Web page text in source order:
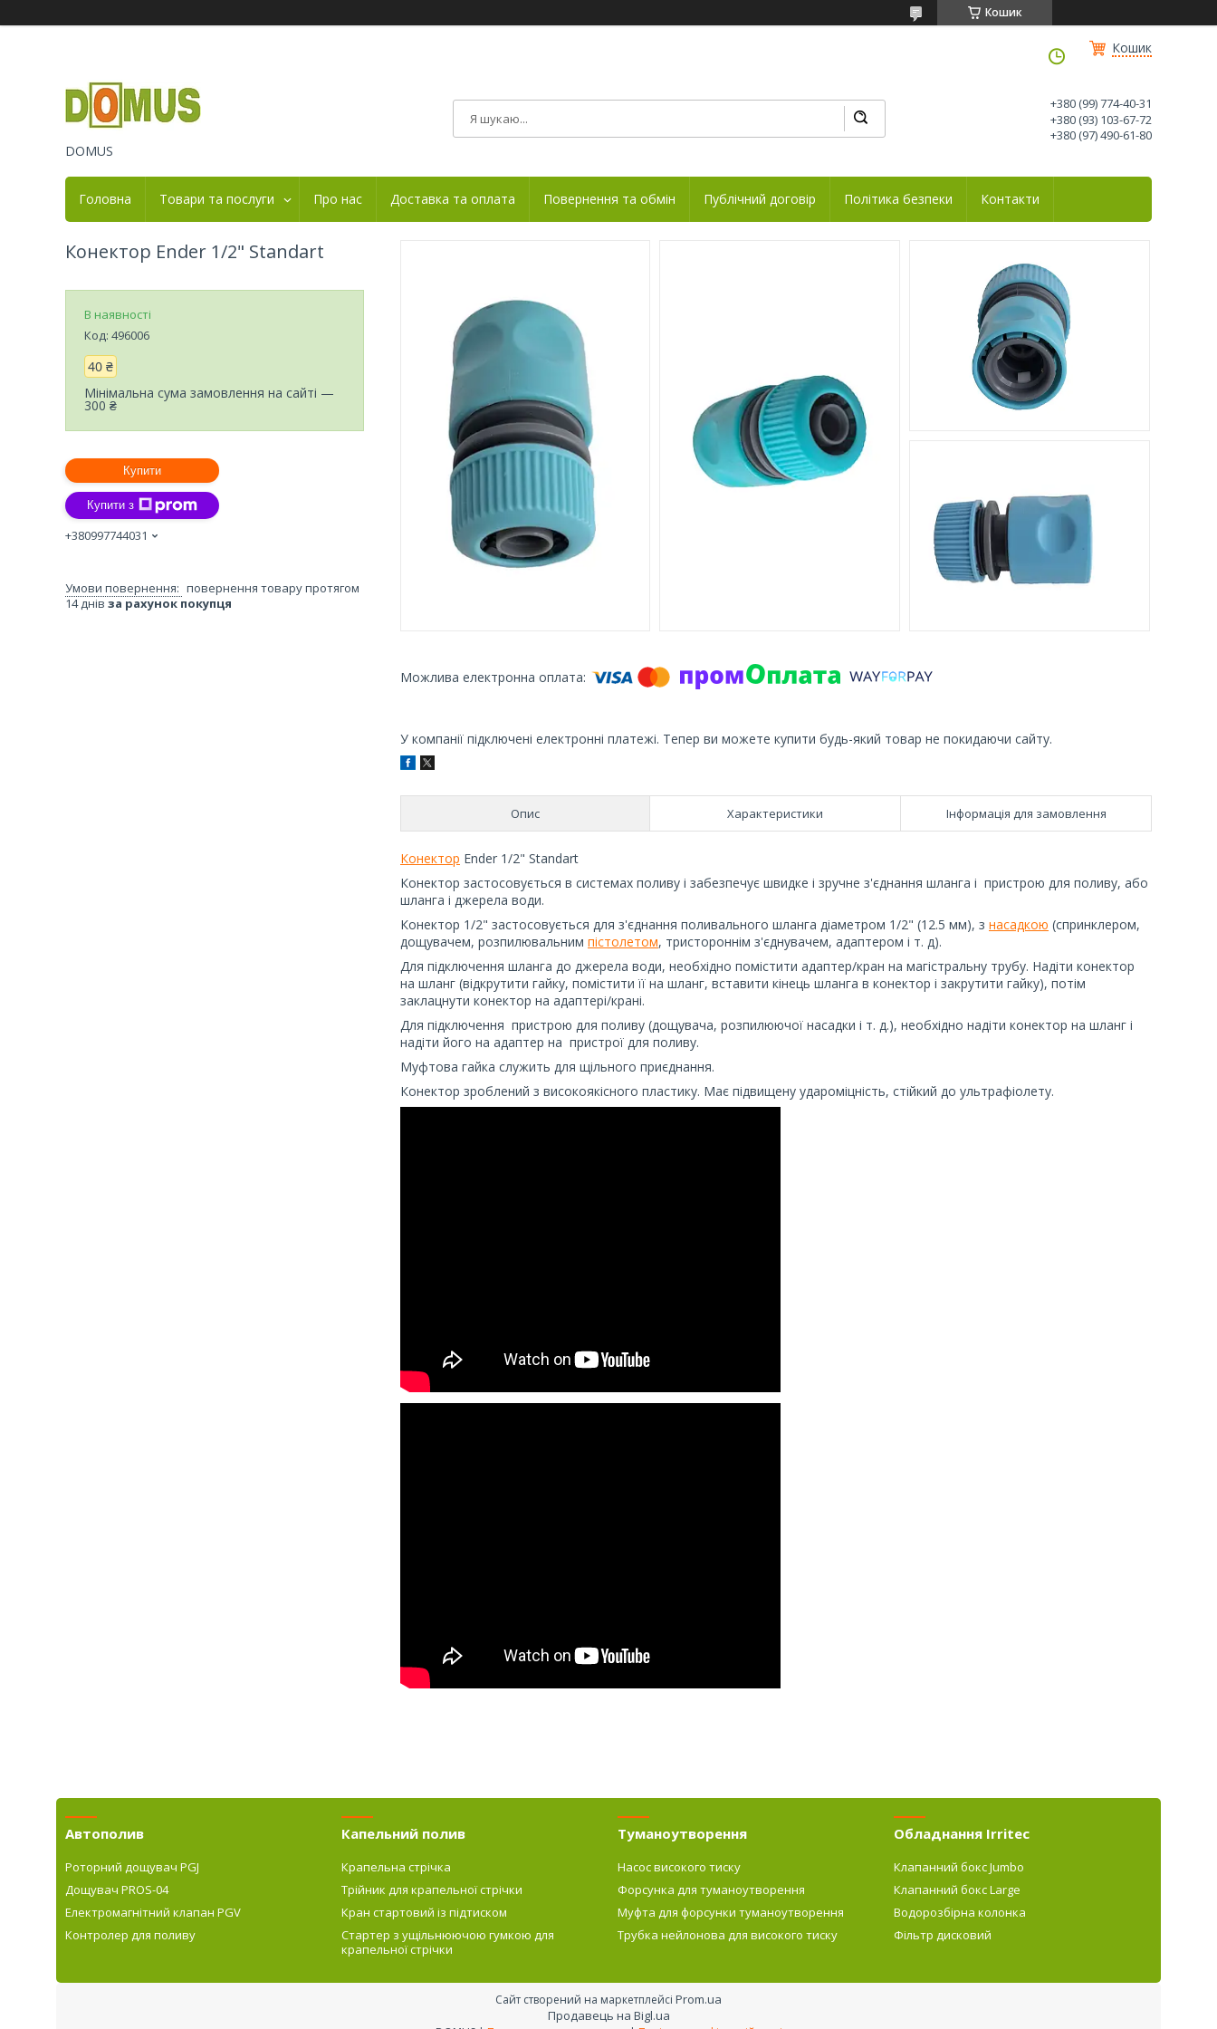
Кошик
Кошик
DOMUS
+380 (99) 774-40-31
+380 (93) 103-67-72
+380 (97) 490-61-80
Головна Товари та послуги Про нас Доставка та оплата Повернення та обмін Публічний договір Політика безпеки Контакти
У компанії підключені електронні платежі. Тепер ви можете купити будь-який товар не покидаючи сайту.
Опис Характеристики Інформація для замовлення
Конектор Ender 1/2" Standart
Конектор застосовується в системах поливу і забезпечує швидке і зручне з'єднання шланга і пристрою для поливу, або
шланга і джерела води.
Конектор 1/2" застосовується для з'єднання поливального шланга діаметром 1/2" (12.5 мм), з насадкою (спринклером,
дощувачем, розпилювальним пістолетом, тристороннім з'єднувачем, адаптером і т. д).
Для підключення шланга до джерела води, необхідно помістити адаптер/кран на магістральну трубу. Надіти конектор
на шланг (відкрутити гайку, помістити її на шланг, вставити кінець шланга в конектор і закрутити гайку), потім
заклацнути конектор на адаптері/крані.
Для підключення пристрою для поливу (дощувача, розпилюючої насадки і т. д.), необхідно надіти конектор на шланг і
надіти його на адаптер на пристрої для поливу.
Муфтова гайка служить для щільного приєднання.
Конектор зроблений з високоякісного пластику. Має підвищену удароміцність, стійкий до ультрафіолету.
Конектор Ender 1/2" Standart
В наявності
Код: 496006
40 ₴
Мінімальна сума замовлення на сайті —
300 ₴
Купити
Купити з
+380997744031
повернення товару протягом
14 днів за рахунок покупця
Автополив
Роторний дощувач PGJ
Дощувач PROS-04
Електромагнітний клапан PGV
Контролер для поливу
Капельний полив
Крапельна стрічка
Трійник для крапельної стрічки
Кран стартовий із підтиском
Стартер з ущільнюючою гумкою для
крапельної стрічки
Туманоутворення
Насос високого тиску
Форсунка для туманоутворення
Муфта для форсунки туманоутворення
Трубка нейлонова для високого тиску
Обладнання Irritec
Клапанний бокс Jumbo
Клапанний бокс Large
Водорозбірна колонка
Фільтр дисковий
Сайт створений на маркетплейсі Prom.ua
Продавець на Bigl.ua